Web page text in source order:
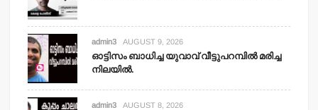
admin3 AUGUST 9, 2026
ഓട്ടിസം ബാധിച്ച യുവാവ് വീട്ടുപറമ്പില്‍ മരിച്ച
നിലയില്‍.
admin3 AUGUST 8, 2026